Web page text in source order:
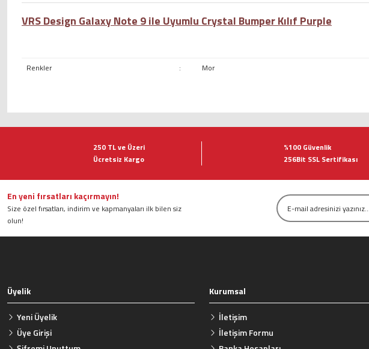
VRS Design Galaxy Note 9 ile Uyumlu Crystal Bumper Kılıf Purple
Renkler : Mor
Görüş ve önerileriniz için teşekkür ederiz.
Ürün resmi kalitesiz, bozuk veya görüntülenemiyor.
Ürün bilgilerinde hatalar bulunuyor.
Ürün fiyatı diğer sitelerden daha pahalı.
250 TL ve Üzeri
Ücretsiz Kargo
%100 Güvenlik
256Bit SSL Sertifikası
En yeni fırsatları kaçırmayın!
Size özel fırsatları, indirim ve kapmanyaları ilk bilen siz
olun!
Üyelik
Yeni Üyelik
Üye Girişi
Kurumsal
İletişim
İletişim Formu